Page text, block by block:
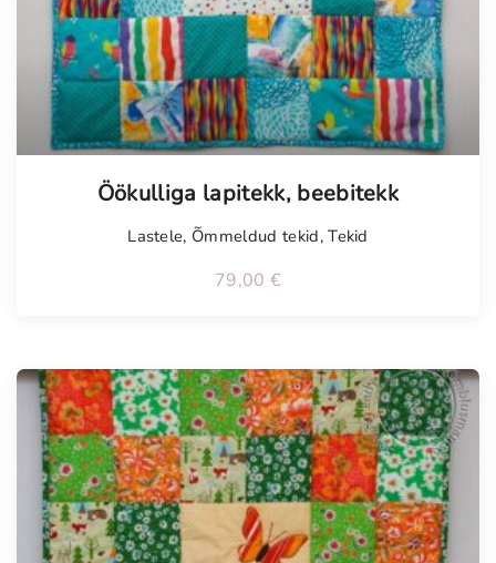
Tellimisel
Öökulliga lapitekk, beebitekk
Lastele, Õmmeldud tekid,Tekid
79,00 €